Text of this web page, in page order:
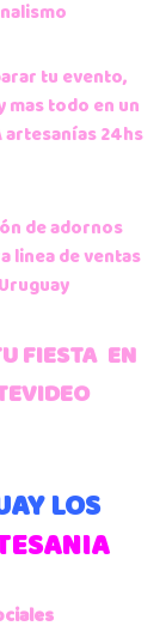
tu evento,
mas todo en un
artesanías 24hs
de adornos
linea de ventas
FIESTA EN
LOS